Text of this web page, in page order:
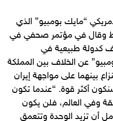
“مايك بومبيو” الذي
وقال في مؤتمر صحفي في
كدولة طبيعية في
عن الخلاف بين المملكة
بينهما على مواجهة إيران
أكثر قوة. “عندما تكون
وفي العالم، فلن يكون
أن تزيد الوحدة وتتعمق